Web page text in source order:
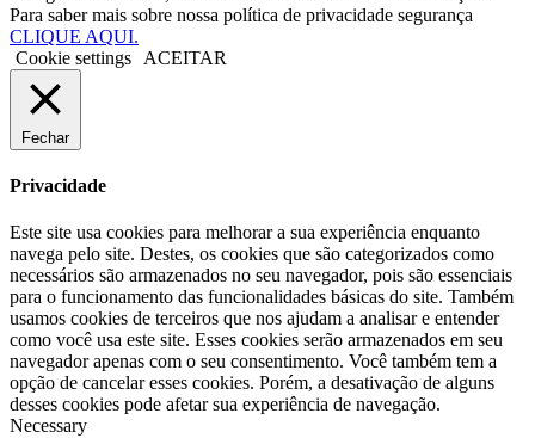
Para saber mais sobre nossa política de privacidade segurança
CLIQUE AQUI.
Cookie settings
ACEITAR
Fechar
Privacidade
Este site usa cookies para melhorar a sua experiência enquanto
navega pelo site. Destes, os cookies que são categorizados como
necessários são armazenados no seu navegador, pois são essenciais
para o funcionamento das funcionalidades básicas do site. Também
usamos cookies de terceiros que nos ajudam a analisar e entender
como você usa este site. Esses cookies serão armazenados em seu
navegador apenas com o seu consentimento. Você também tem a
opção de cancelar esses cookies. Porém, a desativação de alguns
desses cookies pode afetar sua experiência de navegação.
Necessary